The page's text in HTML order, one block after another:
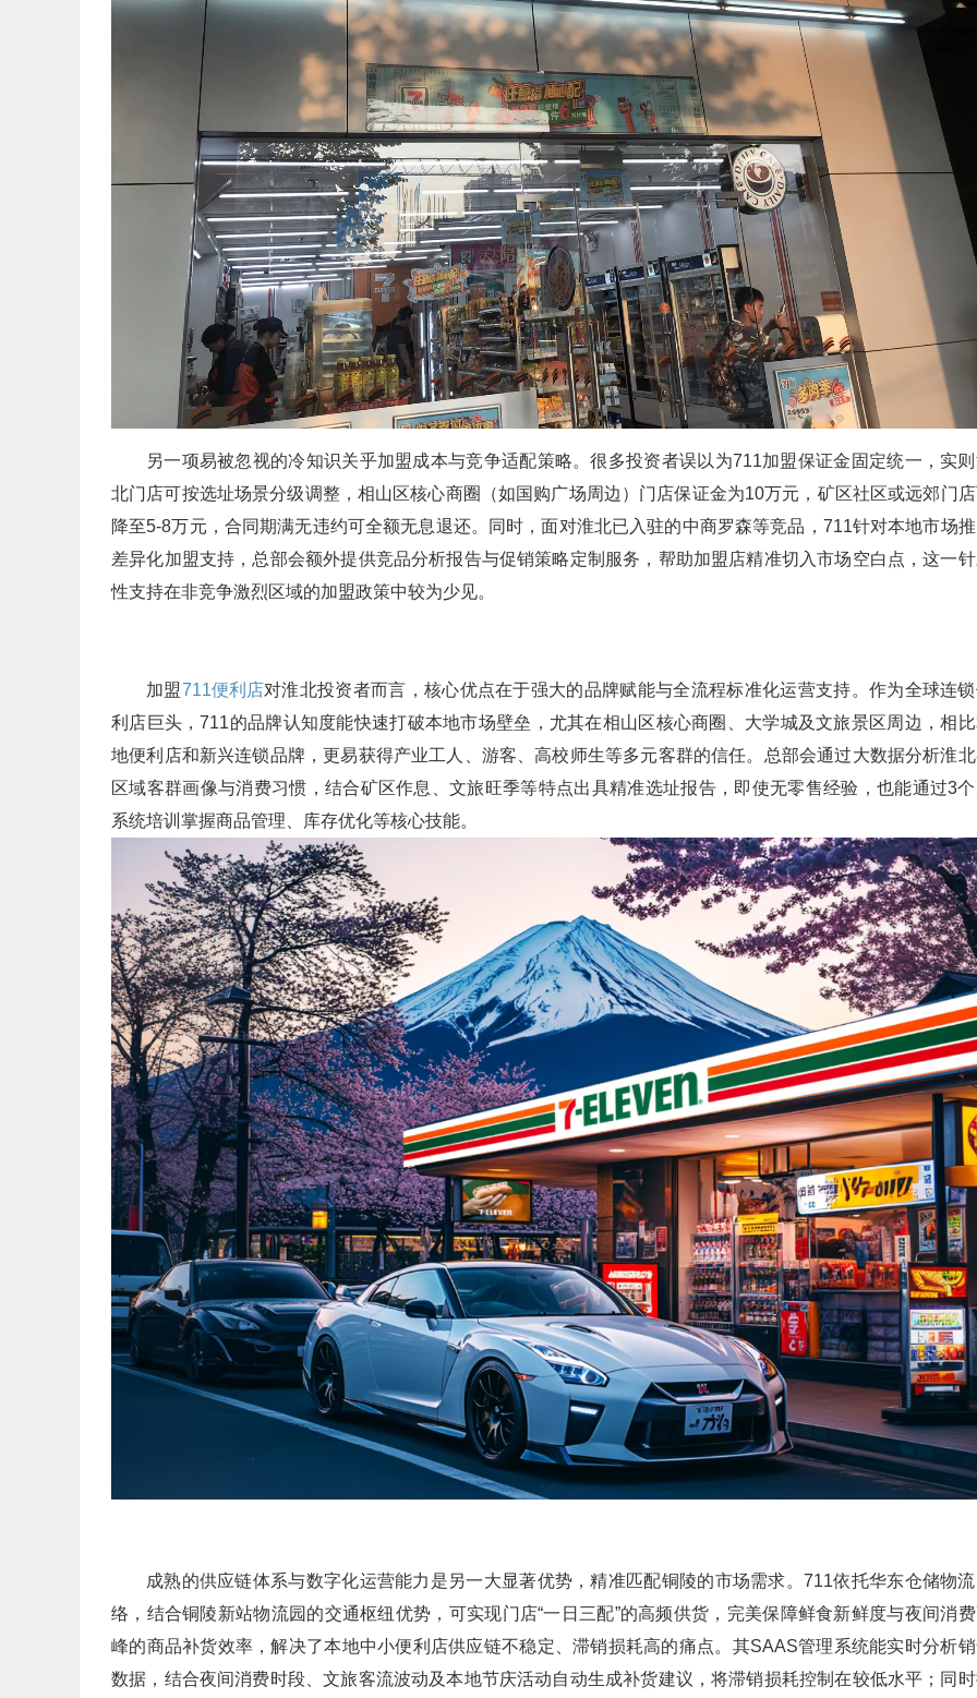
另一项易被忽视的冷知识关乎加盟成本与竞争适配策略。很多投资者误以为711加盟保证金固定统一，实
北门店可按选址场景分级调整，相山区核心商圈（如国购广场周边）门店保证金为10万元，矿区社区或远郊门
降至5-8万元，合同期满无违约可全额无息退还。同时，面对淮北已入驻的中商罗森等竞品，711针对本地市场
差异化加盟支持，总部会额外提供竞品分析报告与促销策略定制服务，帮助加盟店精准切入市场空白点，这一
性支持在非竞争激烈区域的加盟政策中较为少见。
加盟711便利店对淮北投资者而言，核心优点在于强大的品牌赋能与全流程标准化运营支持。作为全球连
利店巨头，711的品牌认知度能快速打破本地市场壁垒，尤其在相山区核心商圈、大学城及文旅景区周边，相
地便利店和新兴连锁品牌，更易获得产业工人、游客、高校师生等多元客群的信任。总部会通过大数据分析淮
区域客群画像与消费习惯，结合矿区作息、文旅旺季等特点出具精准选址报告，即使无零售经验，也能通过3
系统培训掌握商品管理、库存优化等核心技能。
成熟的供应链体系与数字化运营能力是另一大显著优势，精准匹配铜陵的市场需求。711依托华东仓储物
络，结合铜陵新站物流园的交通枢纽优势，可实现门店“一日三配”的高频供货，完美保障鲜食新鲜度与夜间消
峰的商品补货效率，解决了本地中小便利店供应链不稳定、滞销损耗高的痛点。其SAAS管理系统能实时分析
数据，结合夜间消费时段、文旅客流波动及本地节庆活动自动生成补货建议，将滞销损耗控制在较低水平；同